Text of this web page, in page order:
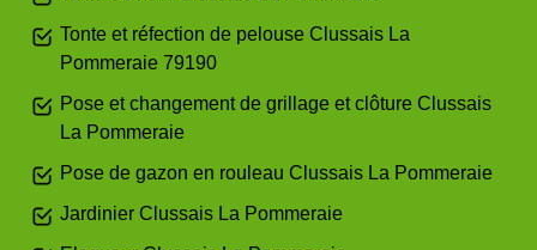
Tonte et réfection de pelouse Clussais La
Pommeraie 79190
Pose et changement de grillage et clôture Clussais
La Pommeraie
Pose de gazon en rouleau Clussais La Pommeraie
Jardinier Clussais La Pommeraie